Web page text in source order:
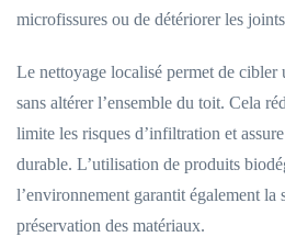
microfissures ou de détériorer les
Le nettoyage localisé permet de cibler
sans altérer l’ensemble du toit. Cela
limite les risques d’infiltration et
durable. L’utilisation de produits
l’environnement garantit également la
préservation des matériaux.